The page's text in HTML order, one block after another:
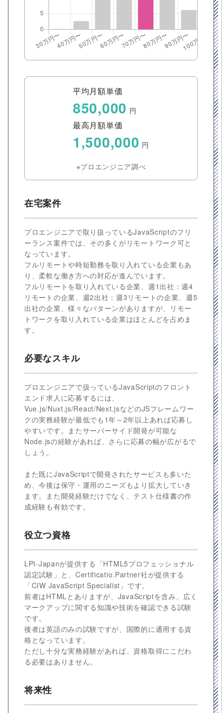
平均月額単価
850,000 円
最高月額単価
1,500,000 円
※プロエンジニア調べ
在宅案件
プロエンジニアで取り扱っているJavaScriptのフリ
ーランス案件では、その多くがリモートワーク可と
なっています。
フルリモートや時短勤務を取り入れている企業もあ
り、柔軟な働き方への対応が進んでいます。
フルリモートを取り入れている企業、週1出社：週4
リモートの企業、週2出社：週3リモートの企業、週5
出社の企業、様々なパターンがありますが、リモー
トワークを取り入れている企業はほとんどを占めま
す。
必要なスキル
プロエンジニアで扱っているJavaScriptのフロント
エンド求人に応募するには、
Vue.js/Nuxt.js/React/Next.jsなどのJSフレームワー
クの実務経験が最低でも1年～2年以上あれば応募し
やすいです。またサーバーサイド開発が可能な
Node.jsの経験があれば、さらに応募の幅が広がるで
しょう。
また既にJavaScriptで開発されたサービスも多いた
め、今後は保守・運用のニーズもより拡大していき
ます。また開発経験だけでなく、テスト仕様書の作
成経験も有効です。
役立つ資格
LPI-Japanが提供する「HTML5プロフェッショナル
認定試験」と、Certificatio.Partner社が提供する
「CIW JavaScript Specialist」です。
前者はHTMLとありますが、JavaScriptを含み、広く
マークアップに関する知識や技術を確認できる試験
です。
後者は英語のみの試験ですが、国際的に通用する資
格となっています。
ただし十分な実務経験があれば、資格取得にこだわ
る必要はありません。
将来性